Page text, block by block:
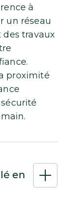
à
un réseau
des travaux
proximité
en